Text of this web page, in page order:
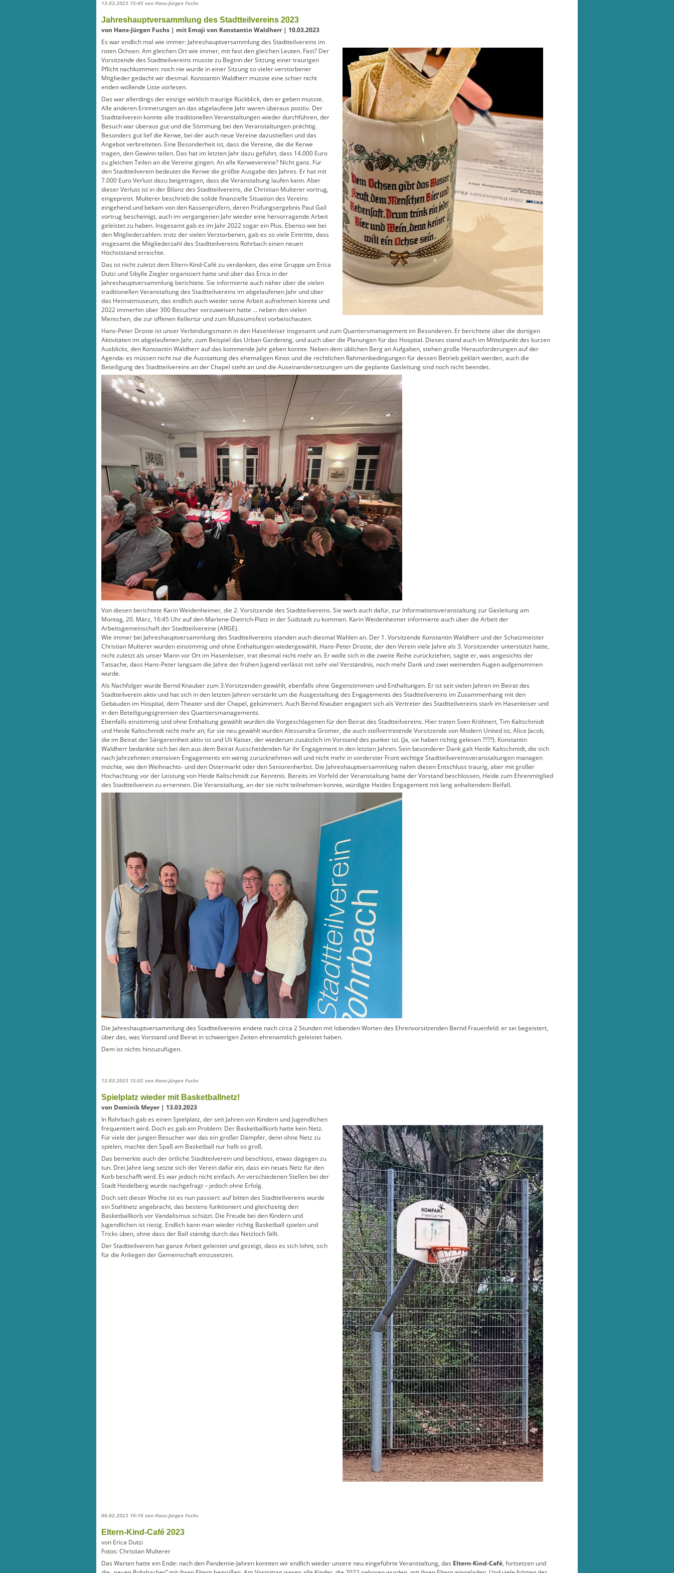
13.03.2023 15:45 von Hans-Jürgen Fuchs
Jahreshauptversammlung des Stadtteilvereins 2023
von Hans-Jürgen Fuchs | mit Emoji von Konstantin Waldherr | 10.03.2023
Es war endlich mal wie immer: Jahreshauptversammlung des Stadtteilvereins im
roten Ochsen. Am gleichen Ort wie immer, mit fast den gleichen Leuten. Fast? Der
Vorsitzende des Stadtteilvereins musste zu Beginn der Sitzung einer traurigen
Pflicht nachkommen: noch nie wurde in einer Sitzung so vieler verstorbener
Mitglieder gedacht wir diesmal. Konstantin Waldherr musste eine schier nicht
enden wollende Liste vorlesen.
Das war allerdings der einzige wirklich traurige Rückblick, den er geben musste.
Alle anderen Erinnerungen an das abgelaufene Jahr waren überaus positiv. Der
Stadtteilverein konnte alle traditionellen Veranstaltungen wieder durchführen, der
Besuch war überaus gut und die Stimmung bei den Veranstaltungen prächtig.
Besonders gut lief die Kerwe, bei der auch neue Vereine dazustießen und das
Angebot verbreiteten. Eine Besonderheit ist, dass die Vereine, die die Kerwe
tragen, den Gewinn teilen. Das hat im letzten Jahr dazu geführt, dass 14.000 Euro
zu gleichen Teilen an die Vereine gingen. An alle Kerwevereine? Nicht ganz. Für
den Stadtteilverein bedeutet die Kerwe die größte Ausgabe des Jahres. Er hat mit
7.000 Euro Verlust dazu beigetragen, dass die Veranstaltung laufen kann. Aber
dieser Verlust ist in der Bilanz des Stadtteilvereins, die Christian Multerer vortrug,
eingepreist. Multerer beschrieb die solide finanzielle Situation des Vereins
eingehend und bekam von den Kassenprüfern, deren Prüfungsergebnis Paul Gail
vortrug bescheinigt, auch im vergangenen Jahr wieder eine hervorragende Arbeit
geleistet zu haben. Insgesamt gab es im Jahr 2022 sogar ein Plus. Ebenso wie bei
den Mitgliederzahlen: trotz der vielen Verstorbenen, gab es so viele Eintritte, dass
insgesamt die Mitgliederzahl des Stadtteilvereins Rohrbach einen neuen
Höchststand erreichte.
Das ist nicht zuletzt dem Eltern-Kind-Café zu verdanken, das eine Gruppe um Erica
Dutzi und Sibylle Ziegler organisiert hatte und über das Erica in der
Jahreshauptversammlung berichtete. Sie informierte auch näher über die vielen
traditionellen Veranstaltung des Stadtteilvereins im abgelaufenen Jahr und über
das Heimatmuseum, das endlich auch wieder seine Arbeit aufnehmen konnte und
2022 immerhin über 300 Besucher vorzuweisen hatte … neben den vielen
Menschen, die zur offenen Kellertür und zum Museumsfest vorbeischauten.
Hans-Peter Droste ist unser Verbindungsmann in den Hasenleiser insgesamt und zum Quartiersmanagement im Besonderen. Er berichtete über die dortigen
Aktivitäten im abgelaufenen Jahr, zum Beispiel das Urban Gardening, und auch über die Planungen für das Hospital. Dieses stand auch im Mittelpunkt des kurzen
Ausblicks, den Konstantin Waldherr auf das kommende Jahr geben konnte. Neben dem üblichen Berg an Aufgaben, stehen große Herausforderungen auf der
Agenda: es müssen nicht nur die Ausstattung des ehemaligen Kinos und die rechtlichen Rahmenbedingungen für dessen Betrieb geklärt werden, auch die
Beteiligung des Stadtteilvereins an der Chapel steht an und die Auseinandersetzungen um die geplante Gasleitung sind noch nicht beendet.
Von diesen berichtete Karin Weidenheimer, die 2. Vorsitzende des Stadtteilvereins. Sie warb auch dafür, zur Informationsveranstaltung zur Gasleitung am
Montag, 20. März, 16:45 Uhr auf den Marlene-Dietrich-Platz in der Südstadt zu kommen. Karin Weidenheimer informierte auch über die Arbeit der
Arbeitsgemeinschaft der Stadtteilvereine (ARGE).
Wie immer bei Jahreshauptversammlung des Stadtteilvereins standen auch diesmal Wahlen an. Der 1. Vorsitzende Konstantin Waldherr und der Schatzmeister
Christian Multerer wurden einstimmig und ohne Enthaltungen wiedergewählt. Hans-Peter Droste, der den Verein viele Jahre als 3. Vorsitzender unterstützt hatte,
nicht zuletzt als unser Mann vor Ort im Hasenleiser, trat diesmal nicht mehr an. Er wolle sich in die zweite Reihe zurückziehen, sagte er, was angesichts der
Tatsache, dass Hans-Peter langsam die Jahre der frühen Jugend verlässt mit sehr viel Verständnis, noch mehr Dank und zwei weinenden Augen aufgenommen
wurde.
Als Nachfolger wurde Bernd Knauber zum 3.Vorsitzenden gewählt, ebenfalls ohne Gegenstimmen und Enthaltungen. Er ist seit vielen Jahren im Beirat des
Stadtteilverein aktiv und hat sich in den letzten Jahren verstärkt um die Ausgestaltung des Engagements des Stadtteilvereins im Zusammenhang mit den
Gebäuden im Hospital, dem Theater und der Chapel, gekümmert. Auch Bernd Knauber engagiert sich als Vertreter des Stadtteilvereins stark im Hasenleiser und
in den Beteiligungsgremien des Quartiersmanagements.
Ebenfalls einstimmig und ohne Enthaltung gewählt wurden die Vorgeschlagenen für den Beirat des Stadtteilvereins. Hier traten Sven Kröhnert, Tim Kaltschmidt
und Heide Kaltschmidt nicht mehr an; für sie neu gewählt wurden Alessandra Gromer, die auch stellvertretende Vorsitzende von Modern United ist, Alice Jacob,
die im Beirat der Sängereinheit aktiv ist und Uli Kaiser, der wiederum zusätzlich im Vorstand des punker ist. (Ja, sie haben richtig gelesen ????). Konstantin
Waldherr bedankte sich bei den aus dem Beirat Ausscheidenden für ihr Engagement in den letzten Jahren. Sein besonderer Dank galt Heide Kaltschmidt, die sich
nach Jahrzehnten intensiven Engagements ein wenig zurücknehmen will und nicht mehr in vorderster Front wichtige Stadtteilvereinsveranstaltungen managen
möchte, wie den Weihnachts- und den Ostermarkt oder den Seniorenherbst. Die Jahreshauptversammlung nahm diesen Entschluss traurig, aber mit großer
Hochachtung vor der Leistung von Heide Kaltschmidt zur Kenntnis. Bereits im Vorfeld der Veranstaltung hatte der Vorstand beschlossen, Heide zum Ehrenmitglied
des Stadtteilverein zu ernennen. Die Veranstaltung, an der sie nicht teilnehmen konnte, würdigte Heides Engagement mit lang anhaltendem Beifall.
Die Jahreshauptversammlung des Stadtteilvereins endete nach circa 2 Stunden mit lobenden Worten des Ehrenvorsitzenden Bernd Frauenfeld: er sei begeistert,
über das, was Vorstand und Beirat in schwierigen Zeiten ehrenamtlich geleistet haben.
Dem ist nichts hinzuzufügen.
13.03.2023 15:02 von Hans-Jürgen Fuchs
Spielplatz wieder mit Basketballnetz!
von Dominik Meyer | 13.03.2023
In Rohrbach gab es einen Spielplatz, der seit Jahren von Kindern und Jugendlichen
frequentiert wird. Doch es gab ein Problem: Der Basketballkorb hatte kein Netz.
Für viele der jungen Besucher war das ein großer Dämpfer, denn ohne Netz zu
spielen, machte den Spaß am Basketball nur halb so groß.
Das bemerkte auch der örtliche Stadtteilverein und beschloss, etwas dagegen zu
tun. Drei Jahre lang setzte sich der Verein dafür ein, dass ein neues Netz für den
Korb beschafft wird. Es war jedoch nicht einfach. An verschiedenen Stellen bei der
Stadt Heidelberg wurde nachgefragt – jedoch ohne Erfolg.
Doch seit dieser Woche ist es nun passiert: auf bitten des Stadtteilvereins wurde
ein Stahlnetz angebracht, das bestens funktioniert und gleichzeitig den
Basketballkorb vor Vandalismus schützt. Die Freude bei den Kindern und
Jugendlichen ist riesig. Endlich kann man wieder richtig Basketball spielen und
Tricks üben, ohne dass der Ball ständig durch das Netzloch fällt.
Der Stadtteilverein hat ganze Arbeit geleistet und gezeigt, dass es sich lohnt, sich
für die Anliegen der Gemeinschaft einzusetzen.
06.02.2023 16:16 von Hans-Jürgen Fuchs
Eltern-Kind-Café 2023
von Erica Dutzi
Fotos: Christian Multerer
Das Warten hatte ein Ende: nach den Pandemie-Jahren konnten wir endlich wieder unsere neu eingeführte Veranstaltung, das Eltern-Kind-Café, fortsetzen und